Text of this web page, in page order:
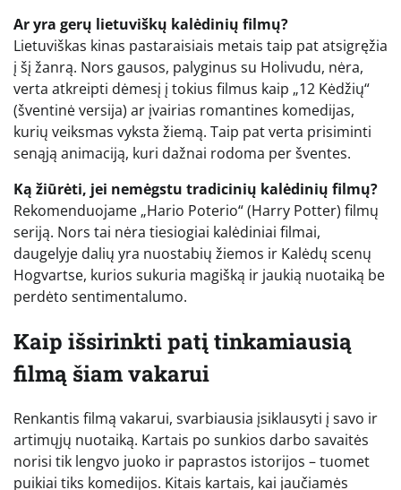
Ar yra gerų lietuviškų kalėdinių filmų?
Lietuviškas kinas pastaraisiais metais taip pat atsigręžia
į šį žanrą. Nors gausos, palyginus su Holivudu, nėra,
verta atkreipti dėmesį į tokius filmus kaip „12 Kėdžių“
(šventinė versija) ar įvairias romantines komedijas,
kurių veiksmas vyksta žiemą. Taip pat verta prisiminti
senąją animaciją, kuri dažnai rodoma per šventes.
Ką žiūrėti, jei nemėgstu tradicinių kalėdinių filmų?
Rekomenduojame „Hario Poterio“ (Harry Potter) filmų
seriją. Nors tai nėra tiesiogiai kalėdiniai filmai,
daugelyje dalių yra nuostabių žiemos ir Kalėdų scenų
Hogvartse, kurios sukuria magišką ir jaukią nuotaiką be
perdėto sentimentalumo.
Kaip išsirinkti patį tinkamiausią
filmą šiam vakarui
Renkantis filmą vakarui, svarbiausia įsiklausyti į savo ir
artimųjų nuotaiką. Kartais po sunkios darbo savaitės
norisi tik lengvo juoko ir paprastos istorijos – tuomet
puikiai tiks komedijos. Kitais kartais, kai jaučiamės